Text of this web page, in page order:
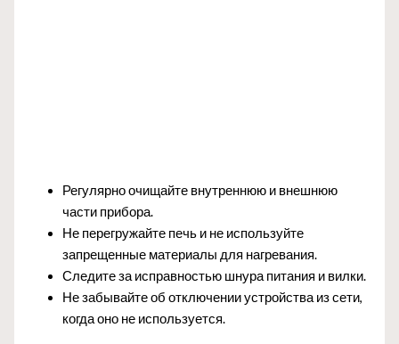
Регулярно очищайте внутреннюю и внешнюю
части прибора.
Не перегружайте печь и не используйте
запрещенные материалы для нагревания.
Следите за исправностью шнура питания и вилки.
Не забывайте об отключении устройства из сети,
когда оно не используется.